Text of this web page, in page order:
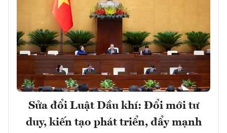
Sửa đổi Luật Dầu khí: Đổi mới tư
duy, kiến tạo phát triển, đẩy mạnh